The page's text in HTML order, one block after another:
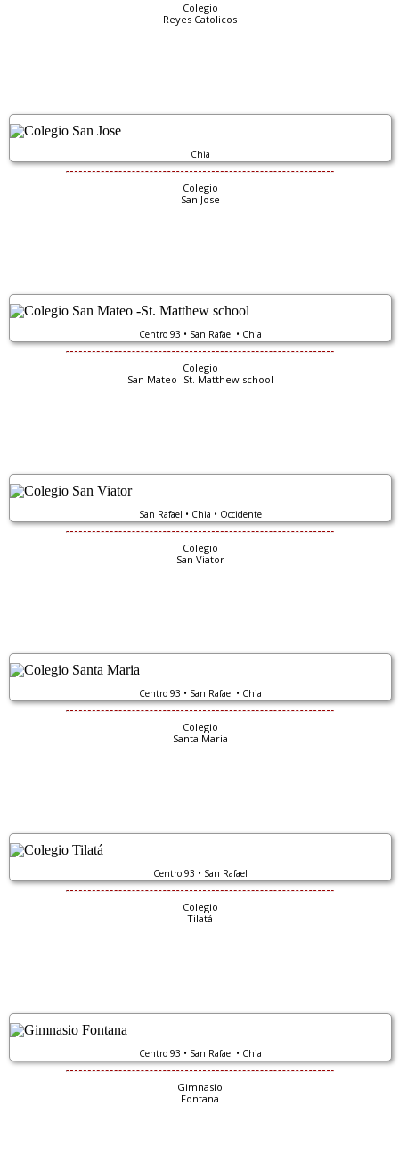
Colegio
Reyes Catolicos
Chia
Colegio
San Jose
Centro 93 • San Rafael • Chia
Colegio
San Mateo -St. Matthew school
San Rafael • Chia • Occidente
Colegio
San Viator
Centro 93 • San Rafael • Chia
Colegio
Santa Maria
Centro 93 • San Rafael
Colegio
Tilatá
Centro 93 • San Rafael • Chia
Gimnasio
Fontana